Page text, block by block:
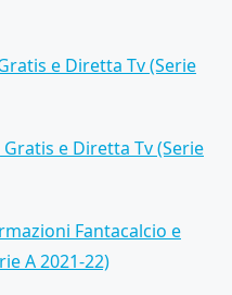
e Diretta Tv (Serie
e Diretta Tv (Serie
Fantacalcio e
A 2021-22)